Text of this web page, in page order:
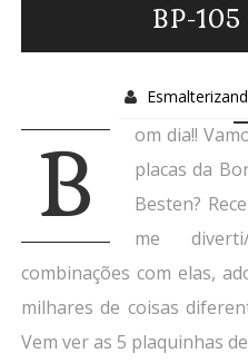
BP-
B
om dia!!
placas da
Besten?
me
combinações com elas,
milhares de coisas
Vem ver as 5 plaquinhas de